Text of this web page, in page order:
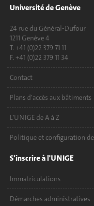
Université de Genève
24 rue du Général-Dufour
1211 Genève 4
T. +41 (0)22 379 71 11
F. +41 (0)22 379 11 34
Contact
Plans d'accès aux bâtiments
L'UNIGE de A à Z
Politique et configuration
S'inscrire à l'UNIGE
Immatriculations
Démarches administratives